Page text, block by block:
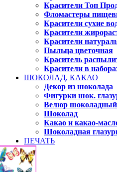
Красители Топ
Фломастеры
Красители сухие
Красители
Красители
Пыльца цветочная
Краситель
Красители в
ШОКОЛАД, КАКАО
Декор из шоколада
Фигурки шок.
Велюр шоколадный
Шоколад
Какао и какао-
Шоколадная
ПЕЧАТЬ